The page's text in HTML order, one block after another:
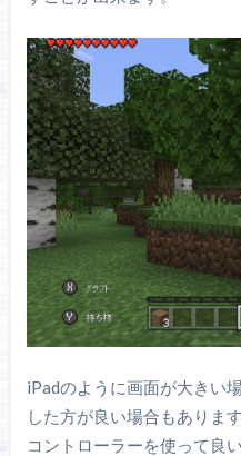
iPadのように画面が大きい
した方が良い場合もあります
コントローラーを使って良